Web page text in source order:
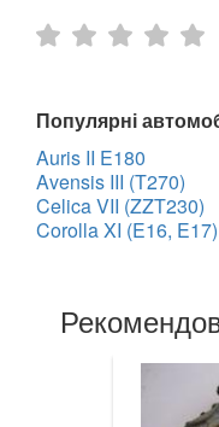
Prius+ (ZVW40)
RAV4 IV (XA40)
Supra IV (JZA70,
Популярні
Auris II E180
Avensis III (T270)
Celica VII (ZZT230)
Corolla XI (E16, E17)